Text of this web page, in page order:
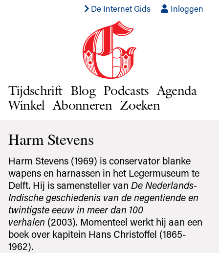
De Internet Gids Inloggen
Tijdschrift Blog Podcasts Agenda
Winkel Abonneren Zoeken
Harm Stevens
Harm Stevens (1969) is conservator blanke
wapens en harnassen in het Legermuseum te
Delft. Hij is samensteller van De Nederlands-
Indische geschiedenis van de negentiende en
twintigste eeuw in meer dan 100
verhalen (2003). Momenteel werkt hij aan een
boek over kapitein Hans Christoffel (1865-
1962).